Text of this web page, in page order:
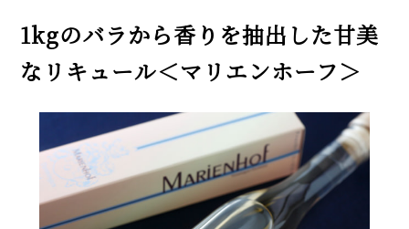
1kgのバラから香りを抽出した甘美
なリキュール＜マリエンホーフ＞